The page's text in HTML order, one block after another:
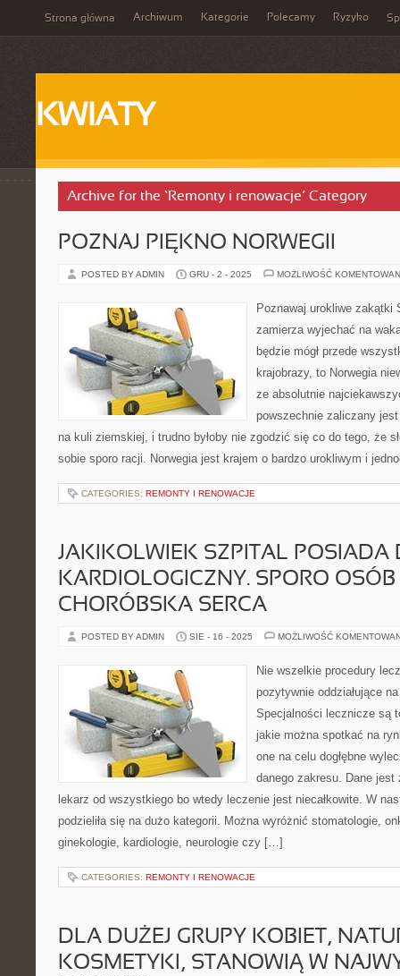
Strona główna Archiwum Kategorie Polecamy Ryzyko
KWIATY
Archive for the ‘Remonty i renowacje’ Category
POZNAJ PIĘKNO NORWEGII
POSTED BY ADMIN GRU - 2 - 2025 MOŻLIWOŚĆ
Poznawaj urokliwe zakątki
zamierza wyjechać na
będzie mógł przede
krajobrazy, to Norwegia
ze absolutnie
powszechnie zaliczany
na kuli ziemskiej, i trudno byłoby nie zgodzić się co do tego, że
sobie sporo racji. Norwegia jest krajem o bardzo urokliwym i
CATEGORIES: REMONTY I RENOWACJE
JAKIKOLWIEK SZPITAL POSIADA
KARDIOLOGICZNY. SPORO
CHORÓBSKA SERCA
POSTED BY ADMIN SIE - 16 - 2025 MOŻLIWOŚĆ
Nie wszelkie procedury
pozytywnie oddziałujące
Specjalności lecznicze są
jakie można spotkać na
one na celu dogłębne
danego zakresu. Dane
lekarz od wszystkiego bo wtedy leczenie jest niecałkowite. W
podzieliła się na dużo kategorii. Można wyróżnić stomatologie,
ginekologie, kardiologie, neurologie czy […]
CATEGORIES: REMONTY I RENOWACJE
DLA DUŻEJ GRUPY KOBIET,
KOSMETYKI, STANOWIĄ W